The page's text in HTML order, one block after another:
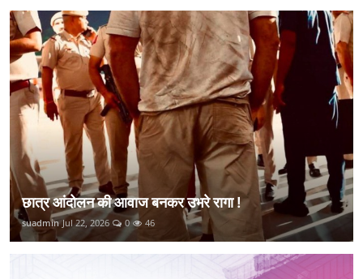
छात्र आंदोलन की आवाज बनकर उभरे रागा !
suadmin Jul 22, 2026 0 46